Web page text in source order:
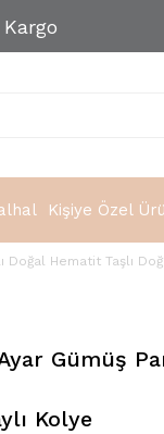
Kişiye Özel
Doğal Hematit Taşlı
Gümüş
Kolye